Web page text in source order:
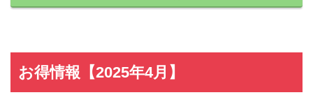
お得情報【2025年4月】